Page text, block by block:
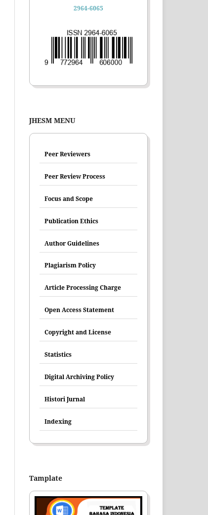
2964-6065
JHESM MENU
Peer Reviewers
Peer Review Process
Focus and Scope
Publication Ethics
Author Guidelines
Plagiarism Policy
Article Processing Charge
Open Access Statement
Copyright and License
Statistics
Digital Archiving Policy
Histori Jurnal
Indexing
Tamplate